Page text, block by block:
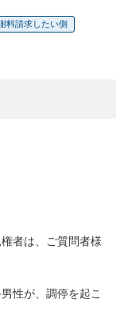
料請求したい側
者は、ご質問者様
性が、調停を起こ